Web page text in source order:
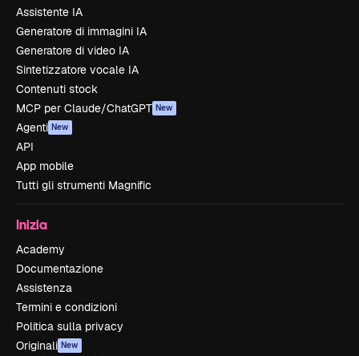
Assistente IA
Generatore di immagini IA
Generatore di video IA
Sintetizzatore vocale IA
Contenuti stock
MCP per Claude/ChatGPT New
Agenti New
API
App mobile
Tutti gli strumenti Magnific
Inizia
Academy
Documentazione
Assistenza
Termini e condizioni
Politica sulla privacy
Originali New